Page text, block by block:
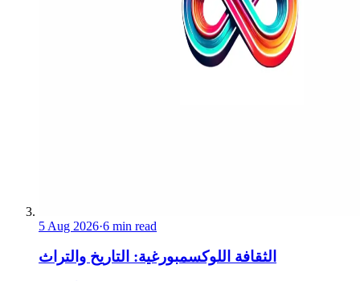
5 Aug 2026·6 min read
الثقافة اللوكسمبورغية: التاريخ والتراث